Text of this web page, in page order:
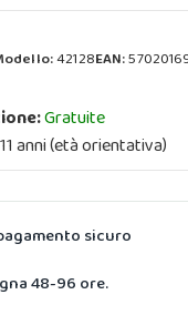
42128EAN:
Gratuite
anni (età orientativa)
sicuro
48-96 ore.